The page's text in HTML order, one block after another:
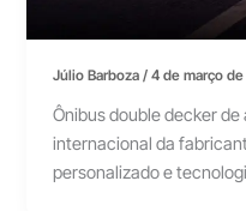
Júlio Barboza/4 de março
Ônibus double decker
internacional da
personalizado e